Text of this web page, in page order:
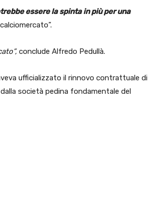
essere la spinta in più per una
conclude Alfredo Pedullà.
ufficializzato il rinnovo contrattuale di
società pedina fondamentale del